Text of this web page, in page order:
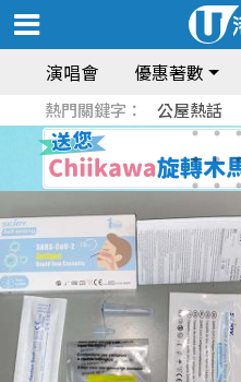
演唱會 優惠著數
熱門關鍵字： 公屋熱話